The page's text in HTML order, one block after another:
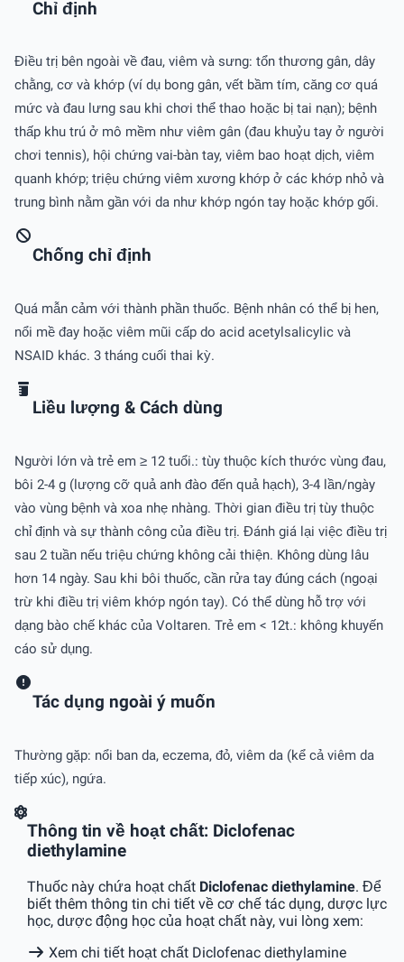
Chỉ định
Điều trị bên ngoài về đau, viêm và sưng: tổn thương gân, dây
chằng, cơ và khớp (ví dụ bong gân, vết bầm tím, căng cơ quá
mức và đau lưng sau khi chơi thể thao hoặc bị tai nạn); bệnh
thấp khu trú ở mô mềm như viêm gân (đau khuỷu tay ở người
chơi tennis), hội chứng vai-bàn tay, viêm bao hoạt dịch, viêm
quanh khớp; triệu chứng viêm xương khớp ở các khớp nhỏ và
trung bình nằm gần với da như khớp ngón tay hoặc khớp gối.
Chống chỉ định
Quá mẫn cảm với thành phần thuốc. Bệnh nhân có thể bị hen,
nổi mề đay hoặc viêm mũi cấp do acid acetylsalicylic và
NSAID khác. 3 tháng cuối thai kỳ.
Liều lượng & Cách dùng
Người lớn và trẻ em ≥ 12 tuổi.: tùy thuộc kích thước vùng đau,
bôi 2-4 g (lượng cỡ quả anh đào đến quả hạch), 3-4 lần/ngày
vào vùng bệnh và xoa nhẹ nhàng. Thời gian điều trị tùy thuộc
chỉ định và sự thành công của điều trị. Đánh giá lại việc điều trị
sau 2 tuần nếu triệu chứng không cải thiện. Không dùng lâu
hơn 14 ngày. Sau khi bôi thuốc, cần rửa tay đúng cách (ngoại
trừ khi điều trị viêm khớp ngón tay). Có thể dùng hỗ trợ với
dạng bào chế khác của Voltaren. Trẻ em < 12t.: không khuyến
cáo sử dụng.
Tác dụng ngoài ý muốn
Thường gặp: nổi ban da, eczema, đỏ, viêm da (kể cả viêm da
tiếp xúc), ngứa.
Thông tin về hoạt chất: Diclofenac
diethylamine
Thuốc này chứa hoạt chất Diclofenac diethylamine. Để
biết thêm thông tin chi tiết về cơ chế tác dụng, dược lực
học, dược động học của hoạt chất này, vui lòng xem:
Xem chi tiết hoạt chất Diclofenac diethylamine